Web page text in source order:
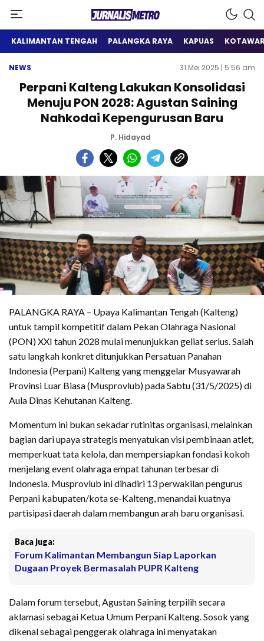
Jurnalis Metro
Satu Wadah Informasi
KALIMANTAN TENGAH PALANGKA RAYA KAPUAS
NEWS 31 Mei 2025 | 5:56 am
Perpani Kalteng Lakukan Konsolidasi
Menuju PON 2028: Agustan Saining
Nahkodai Kepengurusan Baru
P. Hidayad
PALANGKA RAYA – Upaya Kalimantan Tengah (Kalteng)
untuk tampil kompetitif dalam Pekan Olahraga Nasional
(PON) XXI tahun 2028 mulai menunjukkan geliat serius. Salah
satu langkah konkret ditunjukkan Persatuan Panahan
Indonesia (Perpani) Kalteng yang menggelar Musyawarah
Provinsi Luar Biasa (Musprovlub) pada Sabtu (31/5/2025) di
Aula Dinas Kehutanan Kalteng.
Momentum ini bukan sekadar rutinitas organisasi, melainkan
bagian dari upaya strategis menyatukan visi pembinaan atlet,
memperkuat tata kelola, dan mempersiapkan fondasi kokoh
menjelang event olahraga empat tahunan terbesar di
Indonesia. Musprovlub ini dihadiri 13 perwakilan pengurus
Perpani kabupaten/kota se-Kalteng, menandai kuatnya
partisipasi daerah dalam membangun arah baru organisasi.
Baca juga:
Forum Kalimantan Membangun Siap Laporkan
Dugaan Proyek Bermasalah PUPR Kalteng
Dalam forum tersebut, Agustan Saining terpilih secara
aklamasi sebagai Ketua Umum Perpani Kalteng. Sosok yang
dikenal sebagai penggerak olahraga ini menyatakan